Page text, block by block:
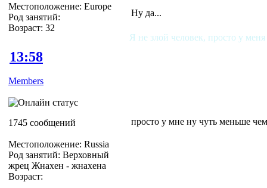
Местоположение: Europe
Род занятий:
Возраст: 32
Ну да...
Я не злой человек, просто у
13:58
Members
1745 сообщений
Местоположение: Russia
Род занятий: Верховный
жрец Жнахен - жнахена
Возраст:
просто у мне ну чуть меньше